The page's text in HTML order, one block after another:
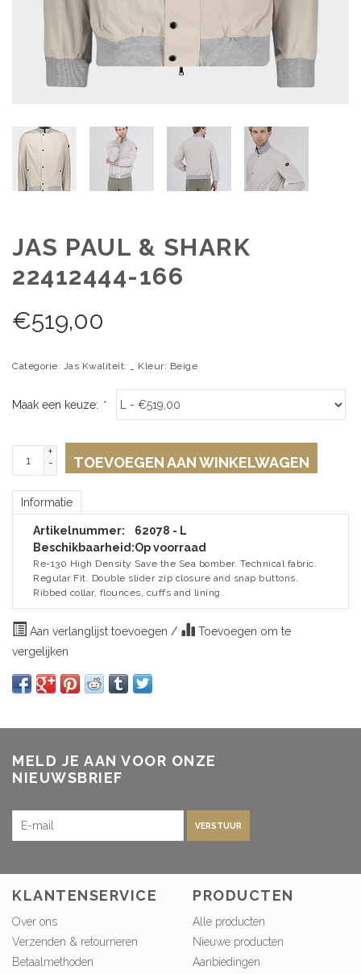
JAS PAUL & SHARK
22412444-166
€519,00
Categorie: Jas Kwaliteit: _ Kleur: Beige
Maak een keuze: *
+
-
TOEVOEGEN AAN WINKELWAGEN
Informatie
Artikelnummer:
62078 - L
Beschikbaarheid:Op voorraad
Re-130 High Density Save the Sea bomber. Technical fabric.
Regular Fit. Double slider zip closure and snap buttons.
Ribbed collar, flounces, cuffs and lining.
Aan verlanglijst toevoegen /
Toevoegen om te
vergelijken
MELD JE AAN VOOR ONZE
NIEUWSBRIEF
VERSTUUR
KLANTENSERVICE
Over ons
Verzenden & retourneren
Betaalmethoden
PRODUCTEN
Alle producten
Nieuwe producten
Aanbiedingen